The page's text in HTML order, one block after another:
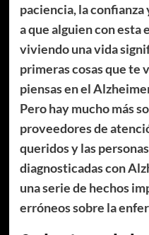
paciencia, la
a que alguien con
viviendo una vida
primeras cosas que te
piensas en el
Pero hay mucho más
proveedores de
queridos y las
diagnosticadas con
una serie de hechos
erróneos sobre la